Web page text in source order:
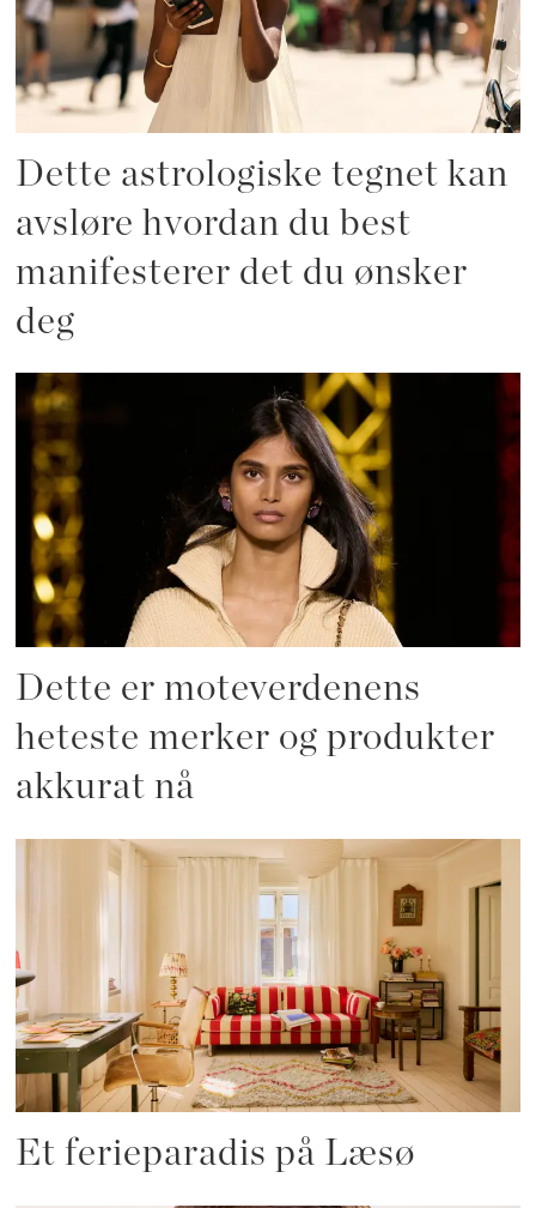
Dette astrologiske tegnet kan
avsløre hvordan du best
manifesterer det du ønsker
deg
Dette er moteverdenens
heteste merker og produkter
akkurat nå
Et ferieparadis på Læsø